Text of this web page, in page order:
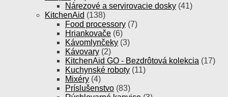
Nárezové a servirovacie dosky (41)
KitchenAid (138)
Food processory (7)
Hriankovače (6)
Kávomlynčeky (3)
Kávovary (2)
KitchenAid GO - Bezdrôtová kolekcia (17)
Kuchynské roboty (11)
Mixéry (4)
Príslušenstvo (83)